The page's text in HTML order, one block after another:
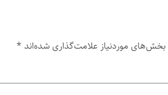
بخش‌های موردنیاز علامت‌گذاری شده‌اند *